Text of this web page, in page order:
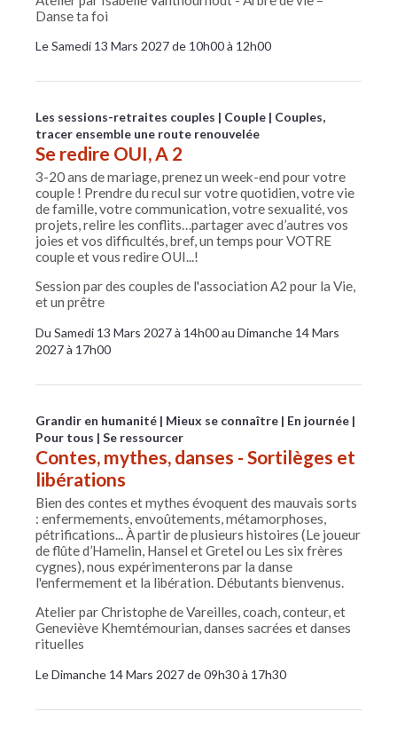
Danse ta foi
Le Samedi 13 Mars 2027 de 10h00 à 12h00
Les sessions-retraites couples Couple
Couples,
tracer ensemble une route renouvelée
Se redire OUI, A 2
3-20 ans de mariage, prenez un week-end pour votre
couple ! Prendre du recul sur votre quotidien, votre vie
de famille, votre communication, votre sexualité, vos
projets, relire les conflits…partager avec d’autres vos
joies et vos difficultés, bref, un temps pour VOTRE
couple et vous redire OUI...!
Session par des couples de l'association A2 pour la Vie,
et un prêtre
Du Samedi 13 Mars 2027 à 14h00 au Dimanche 14 Mars
2027 à 17h00
Grandir en humanité Mieux se connaître
En journée
Pour tous
Se ressourcer
Contes, mythes, danses - Sortilèges et
libérations
Bien des contes et mythes évoquent des mauvais sorts
: enfermements, envoûtements, métamorphoses,
pétrifications... À partir de plusieurs histoires (Le joueur
de flûte d’Hamelin, Hansel et Gretel ou Les six frères
cygnes), nous expérimenterons par la danse
l'enfermement et la libération. Débutants bienvenus.
Atelier par Christophe de Vareilles, coach, conteur, et
Geneviève Khemtémourian, danses sacrées et danses
rituelles
Le Dimanche 14 Mars 2027 de 09h30 à 17h30